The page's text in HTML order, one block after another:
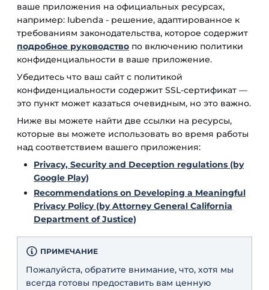
ваше приложения на официальных ресурсах,
например: Iubenda - решение, адаптированное к
требованиям законодательства, которое содержит
подробное руководство по включению политики
конфиденциальности в ваше приложение.
Убедитесь что ваш сайт с политикой
конфиденциальности содержит SSL-сертификат —
это пункт может казаться очевидным, но это важно.
Ниже вы можете найти две ссылки на ресурсы,
которые вы можете использовать во время работы
над соответствием вашего приложения:
Privacy, Security and Deception regulations (by
Google Play)
Recommendations on Developing a Meaningful
Privacy Policy (by Attorney General California
Department of Justice)
ПРИМЕЧАНИЕ
Пожалуйста, обратите внимание, что, хотя мы
всегда готовы предоставить вам ценную